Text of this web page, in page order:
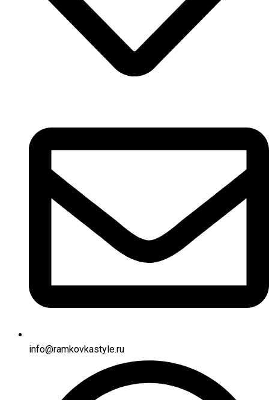
info@ramkovkastyle.ru